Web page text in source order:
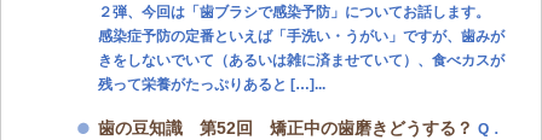
２弾、今回は「歯ブラシで感染予防」についてお話します。
感染症予防の定番といえば「手洗い・うがい」ですが、歯みが
きをしないでいて（あるいは雑に済ませていて）、食べカスが
残って栄養がたっぷりあると […]...
歯の豆知識 第52回 矯正中の歯磨きどうする？ Q．